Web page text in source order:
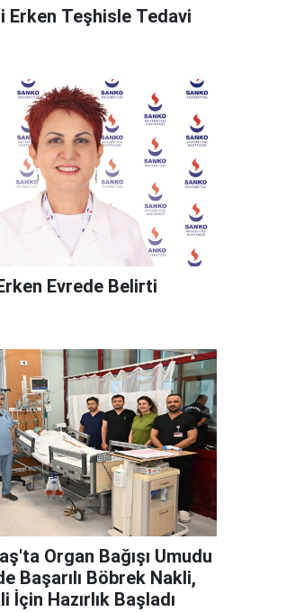
Erken Teşhisle Tedavi
Evrede Belirti
Organ Bağışı Umudu
Başarılı Böbrek Nakli,
İçin Hazırlık Başladı